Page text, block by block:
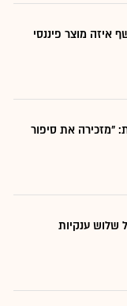
איזה מוצר פיננסי
"מזכירה את סיפור
על שלוש ענקיות